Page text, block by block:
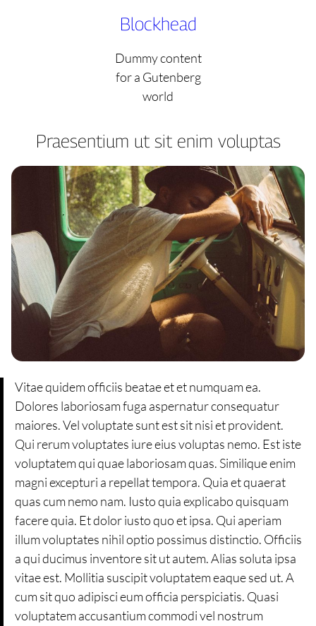
Blockhead
Dummy content
for a Gutenberg
world
Praesentium ut sit enim voluptas
Vitae quidem officiis beatae et et numquam ea.
Dolores laboriosam fuga aspernatur consequatur
maiores. Vel voluptate sunt est sit nisi et provident.
Qui rerum voluptates iure eius voluptas nemo. Est iste
voluptatem qui quae laboriosam quas. Similique enim
magni excepturi a repellat tempora. Quia et quaerat
quas cum nemo nam. Iusto quia explicabo quisquam
facere quia. Et dolor iusto quo et ipsa. Qui aperiam
illum voluptates nihil optio possimus distinctio. Officiis
a qui ducimus inventore sit ut autem. Alias soluta ipsa
vitae est. Mollitia suscipit voluptatem eaque sed ut. A
cum sit quo adipisci eum officia perspiciatis. Quasi
voluptatem accusantium commodi vel nostrum